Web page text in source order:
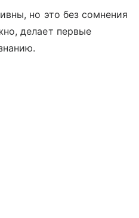
но это без сомнения
делает первые